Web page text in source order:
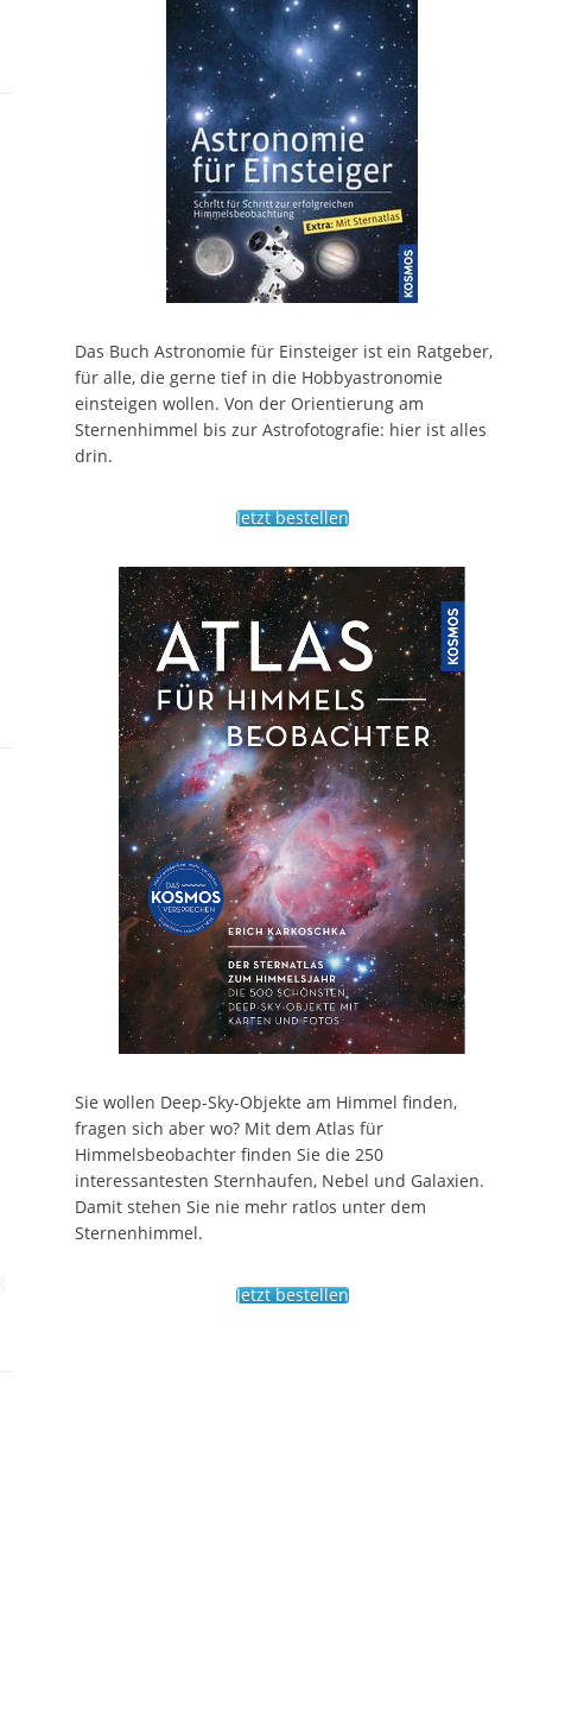
Das Buch Astronomie für Einsteiger ist ein Ratgeber,
für alle, die gerne tief in die Hobbyastronomie
einsteigen wollen. Von der Orientierung am
Sternenhimmel bis zur Astrofotografie: hier ist alles
drin.
Jetzt bestellen
Sie wollen Deep-Sky-Objekte am Himmel finden,
fragen sich aber wo? Mit dem Atlas für
Himmelsbeobachter finden Sie die 250
interessantesten Sternhaufen, Nebel und Galaxien.
Damit stehen Sie nie mehr ratlos unter dem
Sternenhimmel.
Jetzt bestellen